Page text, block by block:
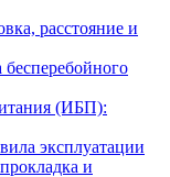
расстояние и
бесперебойного
(ИБП):
эксплуатации
и